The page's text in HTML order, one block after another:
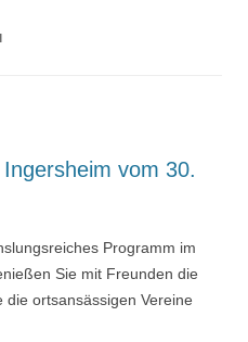
vom 30.
Programm im
Sie mit Freunden die
ortsansässigen Vereine